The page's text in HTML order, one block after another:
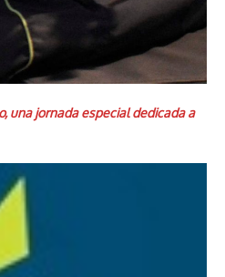
una jornada especial dedicada a